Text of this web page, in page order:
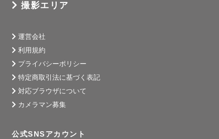
撮影エリア
運営会社
利用規約
プライバシーポリシー
特定商取引法に基づく表記
対応ブラウザについて
カメラマン募集
公式SNSアカウント